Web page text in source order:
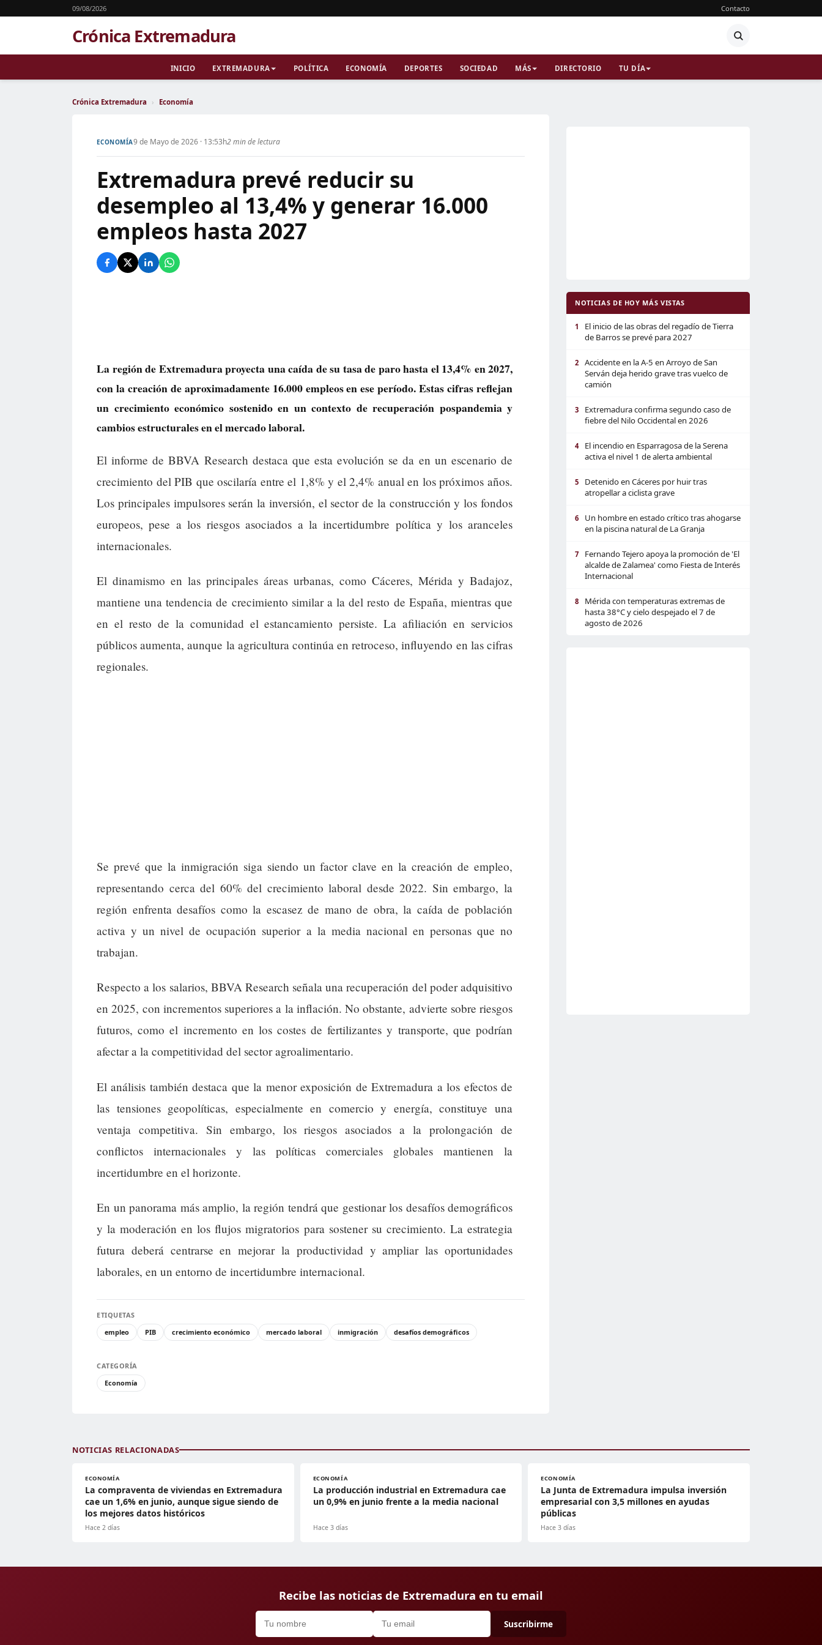
09/08/2026 Contacto
Crónica Extremadura
INICIO EXTREMADURA POLÍTICA ECONOMÍA DEPORTES SOCIEDAD MÁS DIRECTORIO TU DÍA
Crónica Extremadura › Economía
ECONOMÍA9 de Mayo de 2026 · 13:53h2 min de lectura
Extremadura prevé reducir su
desempleo al 13,4% y generar 16.000
empleos hasta 2027
La región de Extremadura proyecta una caída de su tasa de paro hasta el 13,4% en 2027,
con la creación de aproximadamente 16.000 empleos en ese período. Estas cifras reflejan
un crecimiento económico sostenido en un contexto de recuperación pospandemia y
cambios estructurales en el mercado laboral.
El informe de BBVA Research destaca que esta evolución se da en un escenario de
crecimiento del PIB que oscilaría entre el 1,8% y el 2,4% anual en los próximos años.
Los principales impulsores serán la inversión, el sector de la construcción y los fondos
europeos, pese a los riesgos asociados a la incertidumbre política y los aranceles
internacionales.
El dinamismo en las principales áreas urbanas, como Cáceres, Mérida y Badajoz,
mantiene una tendencia de crecimiento similar a la del resto de España, mientras que
en el resto de la comunidad el estancamiento persiste. La afiliación en servicios
públicos aumenta, aunque la agricultura continúa en retroceso, influyendo en las cifras
regionales.
Se prevé que la inmigración siga siendo un factor clave en la creación de empleo,
representando cerca del 60% del crecimiento laboral desde 2022. Sin embargo, la
región enfrenta desafíos como la escasez de mano de obra, la caída de población
activa y un nivel de ocupación superior a la media nacional en personas que no
trabajan.
Respecto a los salarios, BBVA Research señala una recuperación del poder adquisitivo
en 2025, con incrementos superiores a la inflación. No obstante, advierte sobre riesgos
futuros, como el incremento en los costes de fertilizantes y transporte, que podrían
afectar a la competitividad del sector agroalimentario.
El análisis también destaca que la menor exposición de Extremadura a los efectos de
las tensiones geopolíticas, especialmente en comercio y energía, constituye una
ventaja competitiva. Sin embargo, los riesgos asociados a la prolongación de
conflictos internacionales y las políticas comerciales globales mantienen la
incertidumbre en el horizonte.
En un panorama más amplio, la región tendrá que gestionar los desafíos demográficos
y la moderación en los flujos migratorios para sostener su crecimiento. La estrategia
futura deberá centrarse en mejorar la productividad y ampliar las oportunidades
laborales, en un entorno de incertidumbre internacional.
ETIQUETAS
empleo
PIB crecimiento económico mercado laboral inmigración desafíos demográficos
CATEGORÍA
Economía
NOTICIAS DE HOY MÁS VISTAS
1
El inicio de las obras del regadío de Tierra
de Barros se prevé para 2027
2
Accidente en la A-5 en Arroyo de San
Serván deja herido grave tras vuelco de
camión
3
Extremadura confirma segundo caso de
fiebre del Nilo Occidental en 2026
4
El incendio en Esparragosa de la Serena
activa el nivel 1 de alerta ambiental
5
Detenido en Cáceres por huir tras
atropellar a ciclista grave
6
Un hombre en estado crítico tras ahogarse
en la piscina natural de La Granja
7
Fernando Tejero apoya la promoción de 'El
alcalde de Zalamea' como Fiesta de Interés
Internacional
8
Mérida con temperaturas extremas de
hasta 38°C y cielo despejado el 7 de
agosto de 2026
NOTICIAS RELACIONADAS
ECONOMÍA
La compraventa de viviendas en Extremadura
cae un 1,6% en junio, aunque sigue siendo de
los mejores datos históricos
Hace 2 días
ECONOMÍA
La producción industrial en Extremadura cae
un 0,9% en junio frente a la media nacional
Hace 3 días
ECONOMÍA
La Junta de Extremadura impulsa inversión
empresarial con 3,5 millones en ayudas
públicas
Hace 3 días
Recibe las noticias de Extremadura en tu email
Suscribirme